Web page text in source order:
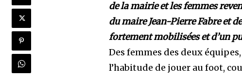
de la mairie et les femmes
du maire Jean-Pierre Fabre et
fortement mobilisées et d’un
Des femmes des deux
l’habitude de jouer au foot,